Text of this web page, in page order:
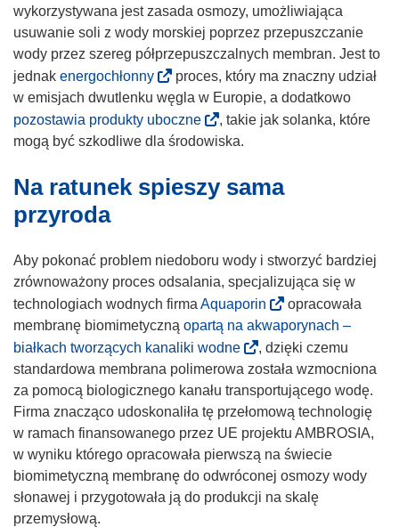
r
z
y
s
i
m
o
k
n
i
e
)
n
o
ś
n
i
k
w
y
s
i
ę
w
n
o
w
y
m
o
k
wykorzystywana jest zasada osmozy, umożliwiająca
usuwanie soli z wody morskiej poprzez przepuszczanie
wody przez szereg półprzepuszczalnych membran. Jest to
jednak energochłonny(
o
d
n
ś
n
o
t
w
o
r
z
y
s
i
ę
w
n
proces, który ma znaczny udział
w emisjach dwutlenku węgla w Europie, a dodatkowo
pozostawia produkty uboczne(
o
n
i
k
o
t
w
o
r
z
y
s
i
ę
, takie jak solanka, które
mogą być szkodliwe dla środowiska.
Na ratunek spieszy sama
przyroda
Aby pokonać problem niedoboru wody i stworzyć bardziej
zrównoważony proces odsalania, specjalizująca się w
technologiach wodnych firma Aquaporin
o
d
n
o
ś
n
i
k
o
opracowała
membranę biomimetyczną opartą na akwaporynach –
białkach tworzących kanaliki wodne(
o
d
n
o
ś
n
i
, dzięki czemu
standardowa membrana polimerowa została wzmocniona
za pomocą biologicznego kanału transportującego wodę.
Firma znacząco udoskonaliła tę przełomową technologię
w ramach finansowanego przez UE projektu AMBROSIA,
w wyniku którego opracowała pierwszą na świecie
biomimetyczną membranę do odwróconej osmozy wody
słonawej i przygotowała ją do produkcji na skalę
przemysłową.